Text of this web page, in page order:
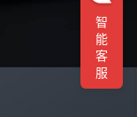
智
能
客
服